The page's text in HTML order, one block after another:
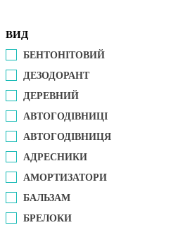
ВИД
БЕНТОНІТОВИЙ
ДЕЗОДОРАНТ
ДЕРЕВНИЙ
АВТОГОДІВНИЦІ
АВТОГОДІВНИЦЯ
АДРЕСНИКИ
АМОРТИЗАТОРИ
БАЛЬЗАМ
БРЕЛОКИ